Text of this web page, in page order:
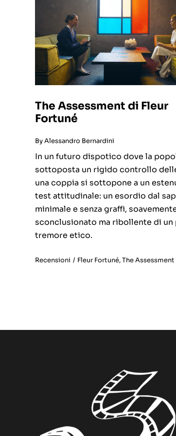
The Assessment di Fleur
Fortuné
ByAlessandro Bernardini
In un futuro dispotico dove la
sottoposta un rigido controllo
una coppia si sottopone a un
test attitudinale: un esordio dal
minimale e senza graffi,
sconclusionato ma ribollente di
tremore etico.
Recensioni / Fleur Fortuné,The Assessment